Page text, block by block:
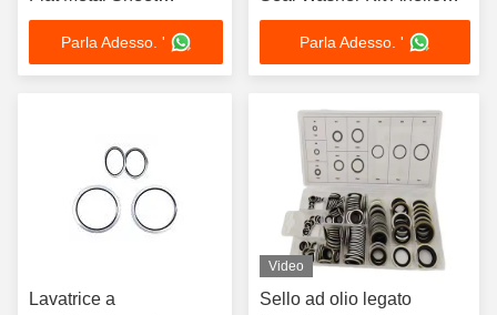
Skeleton Dowty Self
Centering Bonded Seal
Parla Adesso. '
combinato a vite metallo
Parla Adesso. '
Lavatrice a
Video
Sello ad olio legato